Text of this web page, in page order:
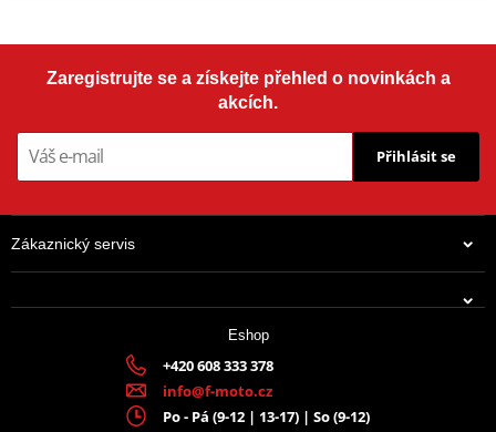
Zaregistrujte se a získejte přehled o novinkách a
akcích.
Přihlásit se
Zákaznický servis
Eshop
+420 608 333 378
info@f-moto.cz
Po - Pá (9-12 | 13-17) | So (9-12)